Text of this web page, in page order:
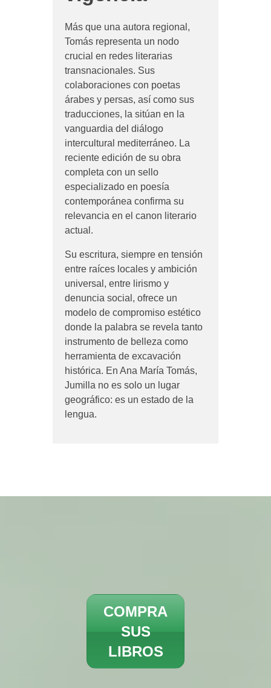
Más que una autora regional,
Tomás representa un nodo
crucial en redes literarias
transnacionales. Sus
colaboraciones con poetas
árabes y persas, así como sus
traducciones, la sitúan en la
vanguardia del diálogo
intercultural mediterráneo. La
reciente edición de su obra
completa con un sello
especializado en poesía
contemporánea confirma su
relevancia en el canon literario
actual.
Su escritura, siempre en tensión
entre raíces locales y ambición
universal, entre lirismo y
denuncia social, ofrece un
modelo de compromiso estético
donde la palabra se revela tanto
instrumento de belleza como
herramienta de excavación
histórica. En Ana María Tomás,
Jumilla no es solo un lugar
geográfico: es un estado de la
lengua.
COMPRA
SUS
LIBROS